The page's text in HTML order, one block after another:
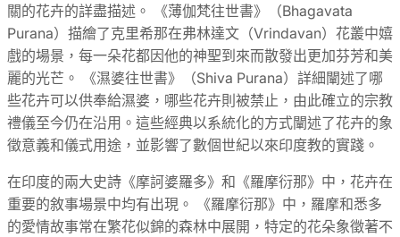
關的花卉的詳盡描述。 《薄伽梵往世書》（Bhagavata
Purana）描繪了克里希那在弗林達文（Vrindavan）花叢中嬉
戲的場景，每一朵花都因他的神聖到來而散發出更加芬芳和美
麗的光芒。 《濕婆往世書》（Shiva Purana）詳細闡述了哪
些花卉可以供奉給濕婆，哪些花卉則被禁止，由此確立的宗教
禮儀至今仍在沿用。這些經典以系統化的方式闡述了花卉的象
徵意義和儀式用途，並影響了數個世紀以來印度教的實踐。
在印度的兩大史詩《摩訶婆羅多》和《羅摩衍那》中，花卉在
重要的敘事場景中均有出現。 《羅摩衍那》中，羅摩和悉多
的愛情故事常在繁花似錦的森林中展開，特定的花朵象徵著不